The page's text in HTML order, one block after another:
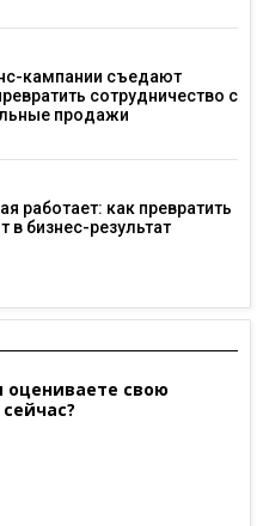
кампании съедают
сотрудничество с
продажи
работает: как превратить
в бизнес-результат
свою